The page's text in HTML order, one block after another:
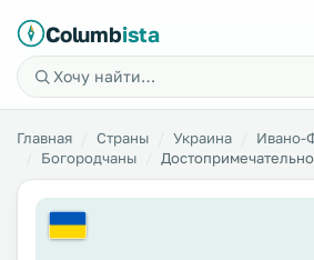
Columbista
Главная Страны Украина
Ивано-
Богородчаны